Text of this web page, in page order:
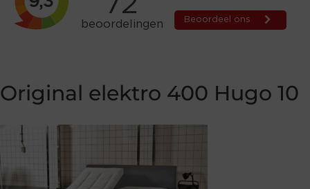
Original elektro 400 Hugo 10